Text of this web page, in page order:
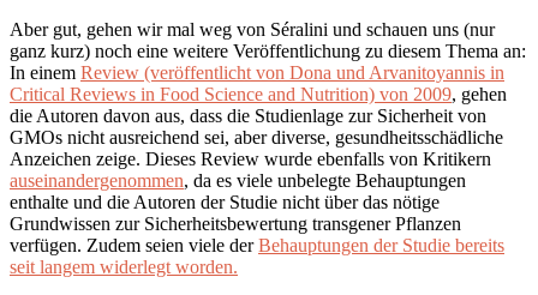
Aber gut, gehen wir mal weg von Séralini und schauen uns (nur
ganz kurz) noch eine weitere Veröffentlichung zu diesem Thema an:
In einem Review (veröffentlicht von Dona und Arvanitoyannis in
Critical Reviews in Food Science and Nutrition) von 2009, gehen
die Autoren davon aus, dass die Studienlage zur Sicherheit von
GMOs nicht ausreichend sei, aber diverse, gesundheitsschädliche
Anzeichen zeige. Dieses Review wurde ebenfalls von Kritikern
auseinandergenommen, da es viele unbelegte Behauptungen
enthalte und die Autoren der Studie nicht über das nötige
Grundwissen zur Sicherheitsbewertung transgener Pflanzen
verfügen. Zudem seien viele derBehauptungen der Studie bereits
seit langem widerlegt worden.